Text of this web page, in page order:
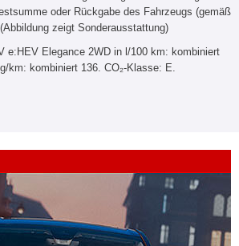
oder Rückgabe des Fahrzeugs (gemäß
zeigt Sonderausstattung)
e:HEV Elegance 2WD in l/100 km: kombiniert
km: kombiniert 136. CO₂-Klasse: E.